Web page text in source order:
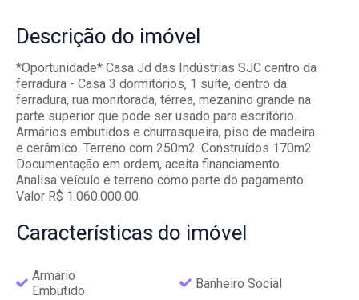
Descrição do imóvel
*Oportunidade* Casa Jd das Indústrias SJC centro da
ferradura - Casa 3 dormitórios, 1 suíte, dentro da
ferradura, rua monitorada, térrea, mezanino grande na
parte superior que pode ser usado para escritório.
Armários embutidos e churrasqueira, piso de madeira
e cerâmico. Terreno com 250m2. Construídos 170m2.
Documentação em ordem, aceita financiamento.
Analisa veículo e terreno como parte do pagamento.
Valor R$ 1.060.000.00
Características do imóvel
Armario
Embutido
Banheiro Social